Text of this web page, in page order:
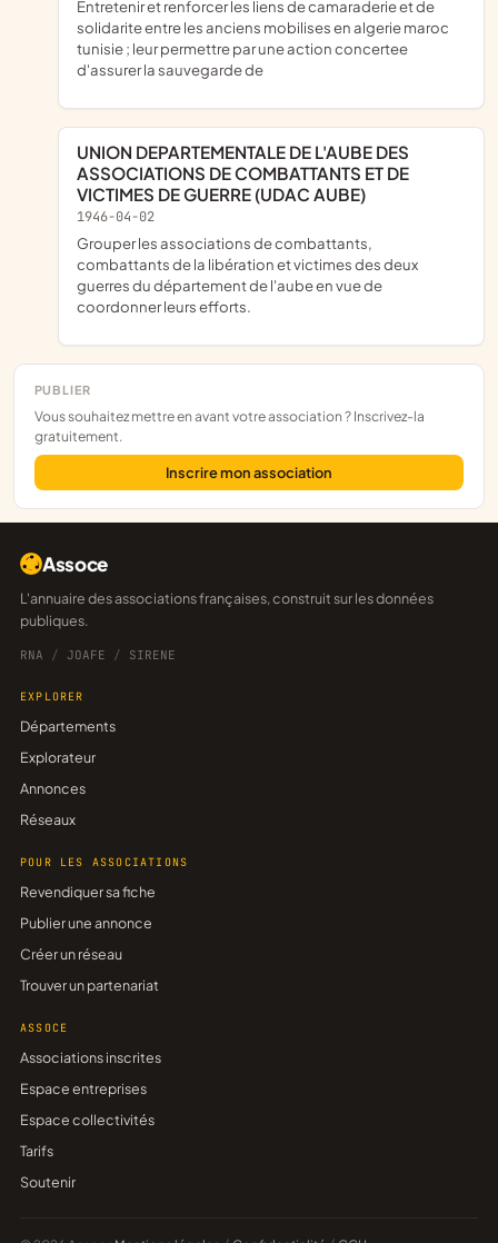
PUBLIER
Vous souhaitez mettre en avant votre association ? Inscrivez-la
gratuitement.
Inscrire mon association
entretenir et renforcer les liens de camaraderie et de
solidarite entre les anciens mobilises en algerie maroc
tunisie ; leur permettre par une action concertee
d'assurer la sauvegarde de
UNION DEPARTEMENTALE DE L'AUBE DES
ASSOCIATIONS DE COMBATTANTS ET DE
VICTIMES DE GUERRE (UDAC AUBE)
1946-04-02
grouper les associations de combattants,
combattants de la libération et victimes des deux
guerres du département de l'aube en vue de
coordonner leurs efforts.
Assoce
L'annuaire des associations françaises, construit sur les données
publiques.
RNA / JOAFE / SIRENE
EXPLORER
Départements
Explorateur
Annonces
Réseaux
POUR LES ASSOCIATIONS
Revendiquer sa fiche
Publier une annonce
Créer un réseau
Trouver un partenariat
ASSOCE
Associations inscrites
Espace entreprises
Espace collectivités
Tarifs
Soutenir